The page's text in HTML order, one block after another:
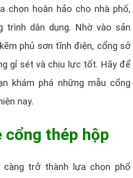
chọn hoàn hảo cho nhà phố,
trình dân dụng. Nhờ vào sản
phủ sơn tĩnh điện, cổng sở
gỉ sét và chịu lực tốt. Hãy để
khám phá những mẫu cổng
nay.
cổng thép hộp
càng trở thành lựa chọn phổ